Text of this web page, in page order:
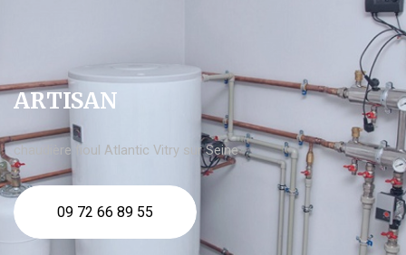
ARTISAN
chaudière fioul Atlantic Vitry sur Seine
09 72 66 89 55